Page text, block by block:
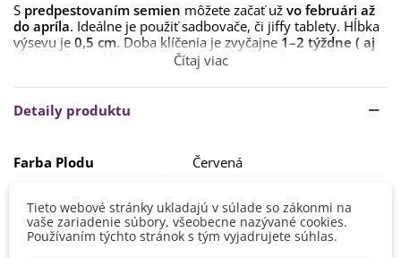
S predpestovaním semien môžete začať už vo februári až
do apríla. Ideálne je použiť sadbovače, či jiffy tablety. Hĺbka
výsevu je 0,5 cm. Doba klíčenia je zvyčajne 1–2 týždne ( aj
dlhšie)
. Počas klíčenia je treba udržovať teplo a mať
dostatok svetla. Presádzame po vytvorení tretieho lístka.
Približneod polovice mája
von. Odporúčame ich presadiť až
rast by malo byť
teplé, slnečné
a dobre chránené, so
stredne ťažkou pôdou, bohato zásobenou humusom.
Odporúčame používať špeciálnysubstrát na rajčiny a
papriky, a tovždy sparený. Zeminu je možné prepariť napr.
v mikrovlnnej rúre. Počas rastu plodov je
Čítaj viac
Detaily produktu
Farba Plodu
Červená
Pestovanie
V exteriéri - vonku
Stanovisko
Slnečné
Tieto webové stránky ukladajú v súlade so zákonmi na
vaše zariadenie súbory, všeobecne nazývané cookies.
Používaním týchto stránok s tým vyjadrujete súhlas.